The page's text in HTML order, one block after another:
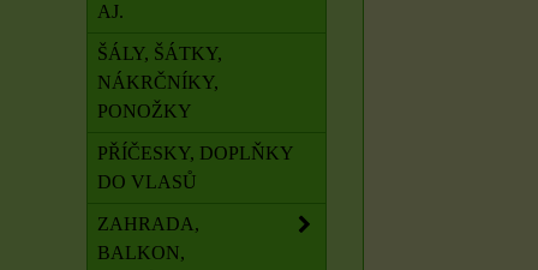
AJ.
ŠÁLY, ŠÁTKY,
NÁKRČNÍKY,
PONOŽKY
PŘÍČESKY, DOPLŇKY
DO VLASŮ
ZAHRADA,
BALKON,